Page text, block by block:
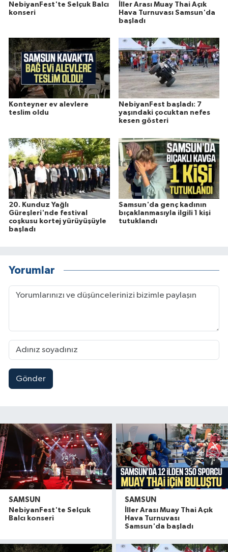
NebiyanFest'te Selçuk Balcı
konseri
İller Arası Muay Thai Açık
Hava Turnuvası Samsun'da
başladı
Konteyner ev alevlere
teslim oldu
NebiyanFest başladı: 7
yaşındaki çocuktan nefes
kesen gösteri
20. Kunduz Yağlı
Güreşleri'nde festival
coşkusu kortej yürüyüşüyle
başladı
Samsun'da genç kadının
bıçaklanmasıyla ilgili 1 kişi
tutuklandı
Yorumlar
Gönder
SAMSUN
NebiyanFest'te Selçuk
Balcı konseri
SAMSUN
İller Arası Muay Thai Açık
Hava Turnuvası
Samsun'da başladı